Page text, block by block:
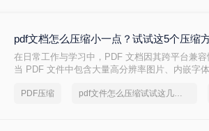
pdf文档怎么压缩小一点？试试这5个压缩
在日常工作与学习中，PDF 文档因其跨平台兼
当 PDF 文件中包含大量高分辨率图片、内嵌字
PDF 文档怎么压缩小一点呢？本文从压缩效果
PDF压缩 pdf文件怎么压缩试试这几个方法